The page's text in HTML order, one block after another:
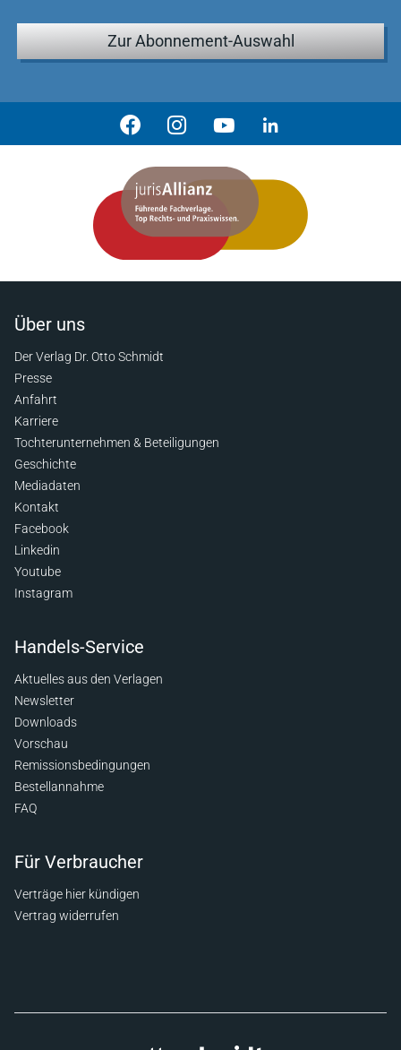
Zur Abonnement-Auswahl
Über uns
Der Verlag Dr. Otto Schmidt
Presse
Anfahrt
Karriere
Tochterunternehmen & Beteiligungen
Geschichte
Mediadaten
Kontakt
Facebook
Linkedin
Youtube
Instagram
Handels-Service
Aktuelles aus den Verlagen
Newsletter
Downloads
Vorschau
Remissionsbedingungen
Bestellannahme
FAQ
Für Verbraucher
Verträge hier kündigen
Vertrag widerrufen